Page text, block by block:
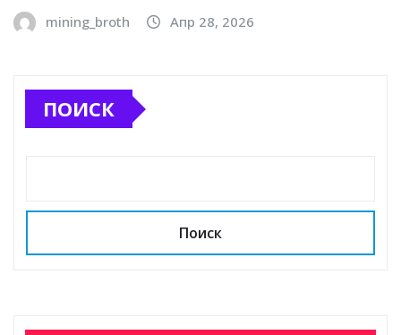
mining_broth Апр 28, 2026
ПОИСК
Поиск